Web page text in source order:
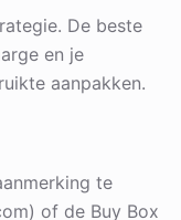
De beste
en je
aanpakken.
te
of de Buy Box